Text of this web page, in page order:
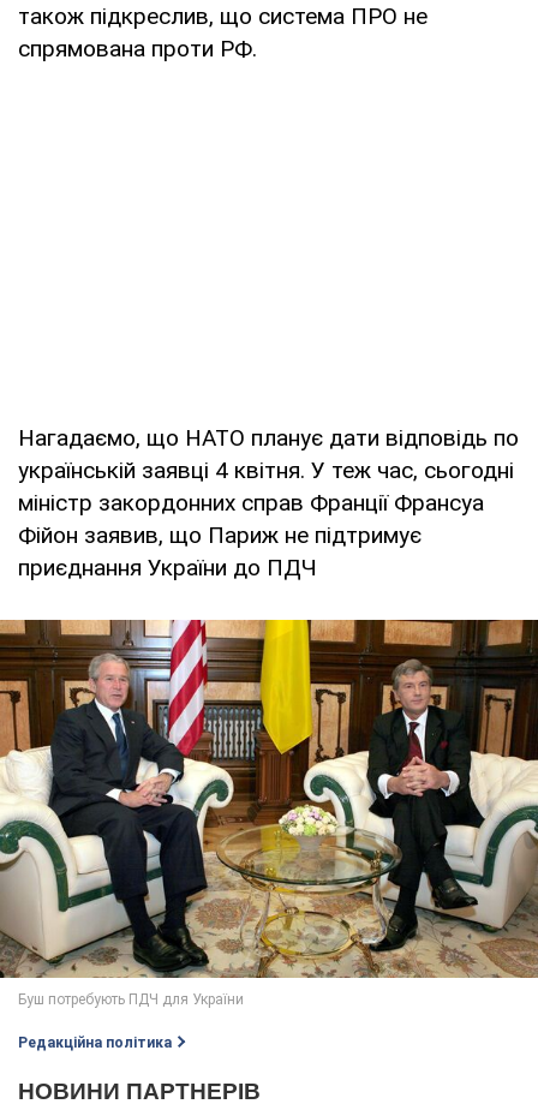
також підкреслив, що система ПРО не
спрямована проти РФ.
Нагадаємо, що НАТО планує дати відповідь по
українській заявці 4 квітня. У теж час, сьогодні
міністр закордонних справ Франції Франсуа
Фійон заявив, що Париж не підтримує
приєднання України до ПДЧ
Редакційна політика